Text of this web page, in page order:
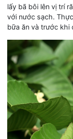
lấy bã bôi lên vị trí
với nước sạch.
bữa ăn và trước khi